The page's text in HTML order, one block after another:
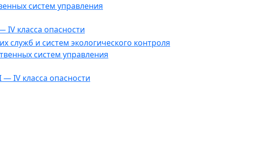
систем управления
IV класса опасности
служб и систем экологического контроля
систем управления
IV класса опасности